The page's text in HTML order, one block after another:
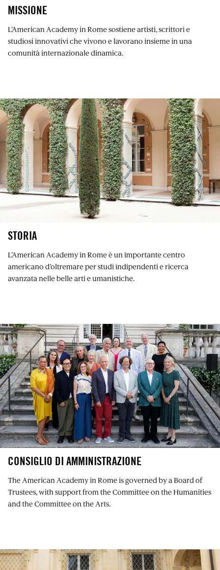
MISSIONE
L’American Academy in Rome sostiene artisti, scrittori e
studiosi innovativi che vivono e lavorano insieme in una
comunità internazionale dinamica.
STORIA
L’American Academy in Rome è un importante centro
americano d’oltremare per studi indipendenti e ricerca
avanzata nelle belle arti e umanistiche.
CONSIGLIO DI AMMINISTRAZIONE
The American Academy in Rome is governed by a Board of
Trustees, with support from the Committee on the Humanities
and the Committee on the Arts.